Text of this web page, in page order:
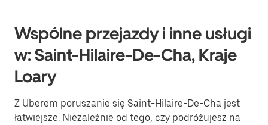
Wspólne przejazdy i inne usługi
w: Saint-Hilaire-De-Cha, Kraje
Loary
Z Uberem poruszanie się Saint-Hilaire-De-Cha jest
łatwiejsze. Niezależnie od tego, czy podróżujesz na